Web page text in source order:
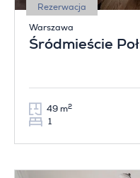
Rezerwacja
Warszawa
Śródmieście
49 m2
1